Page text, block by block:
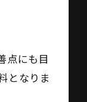
点にも目
となりま